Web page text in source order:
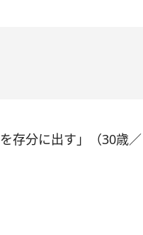
存分に出す」（30歳／